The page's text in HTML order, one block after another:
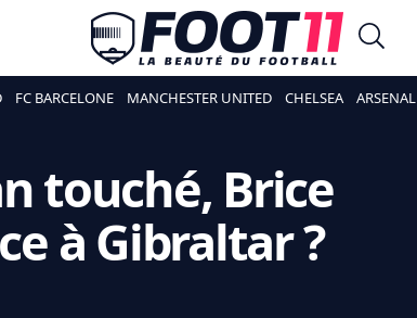
FC BARCELONE MANCHESTER UNITED CHELSEA ARSENAL
touché, Brice
à Gibraltar ?